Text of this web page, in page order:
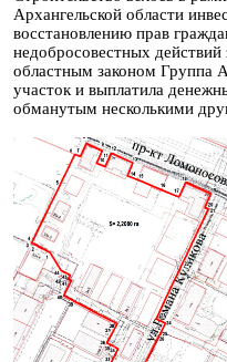
Архангельской области
восстановлению прав
недобросовестных
областным законом Группа
участок и выплатила
обманутым несколькими